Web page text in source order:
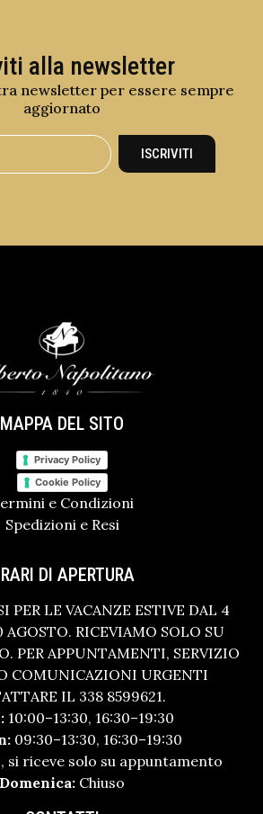
alla newsletter
newsletter per essere sempre
aggiornato
ISCRIVITI
MAPPA DEL SITO
Privacy Policy
Cookie Policy
e Condizioni
Spedizioni e Resi
DI APERTURA
PER LE VACANZE ESTIVE DAL 4
AGOSTO. RICEVIAMO SOLO SU
PER APPUNTAMENTI, SERVIZIO
COMUNICAZIONI URGENTI
IL 338 8599621.
10:00–13:30, 16:30–19:30
09:30–13:30, 16:30–19:30
si riceve solo su appuntamento
Domenica: Chiuso